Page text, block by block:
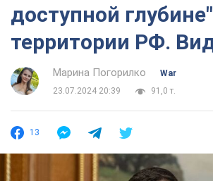
доступной глубине"
территории РФ.
Марина Погорилко
War
23.07.2024 20:39
91,0 т.
13